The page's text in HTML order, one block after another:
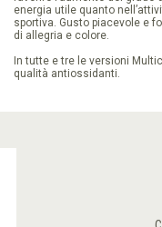
energia utile quanto
sportiva. Gusto piacevole e
di allegria e colore.
In tutte e tre le versioni
qualità antiossidanti.